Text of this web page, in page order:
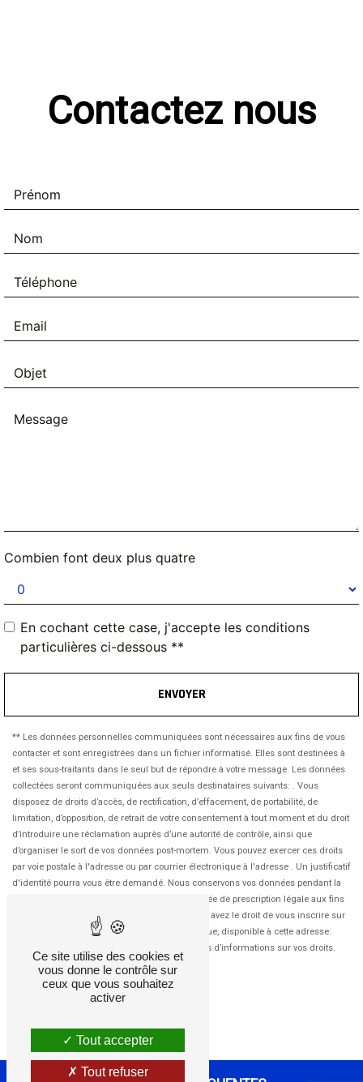
Contactez nous
Combien font deux plus quatre
En cochant cette case, j'accepte les conditions
particulières ci-dessous **
ENVOYER
** Les données personnelles communiquées sont nécessaires aux fins de vous
contacter et sont enregistrées dans un fichier informatisé. Elles sont destinées à
et ses sous-traitants dans le seul but de répondre à votre message. Les données
collectées seront communiquées aux seuls destinataires suivants: . Vous
disposez de droits d’accès, de rectification, d’effacement, de portabilité, de
limitation, d’opposition, de retrait de votre consentement à tout moment et du droit
d’introduire une réclamation auprès d’une autorité de contrôle, ainsi que
d’organiser le sort de vos données post-mortem. Vous pouvez exercer ces droits
par voie postale à l'adresse ou par courrier électronique à l'adresse . Un justificatif
d'identité pourra vous être demandé. Nous conservons vos données pendant la
période de prise de contact puis pendant la durée de prescription légale aux fins
probatoires et de gestion des contentieux. Vous avez le droit de vous inscrire sur
la liste d'opposition au démarchage téléphonique, disponible à cette adresse:
. Consultez le site cnil.fr pour plus d’informations sur vos droits.
Ce site utilise des cookies et
vous donne le contrôle sur
ceux que vous souhaitez
activer
Tout accepter
Tout refuser